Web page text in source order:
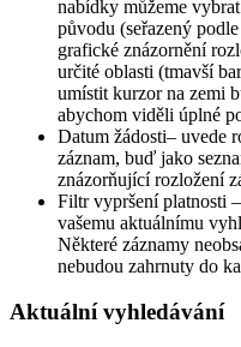
nabídky můžeme
původu (seřazený
grafické znázornění
určité oblasti (tmavší
umístit kurzor na zemi
abychom viděli úplné
Datum žádosti– uvede
záznam, buď jako
znázorňující rozložení
Filtr vypršení platnosti
vašemu aktuálnímu
Některé záznamy
nebudou zahrnuty do
Aktuální vyhledávání